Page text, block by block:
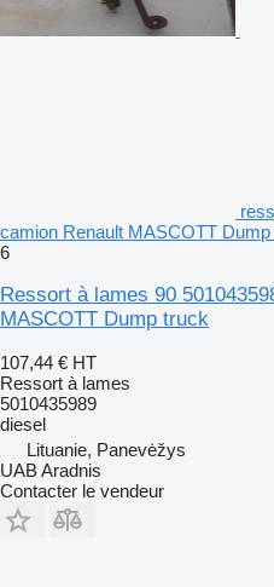
camion Renault MASCOTT Dump
6
Ressort à lames 90
MASCOTT Dump truck
107,44 € HT
Ressort à lames
5010435989
diesel
Lituanie, Panevėžys
UAB Aradnis
Contacter le vendeur